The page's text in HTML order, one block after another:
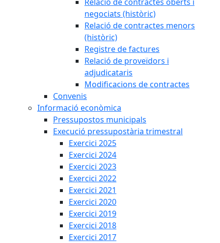
negociats (històric)
Relació de contractes menors
(històric)
Registre de factures
Relació de proveïdors i
adjudicataris
Modificacions de contractes
Convenis
Informació econòmica
Pressupostos municipals
Execució pressupostària trimestral
Exercici 2025
Exercici 2024
Exercici 2023
Exercici 2022
Exercici 2021
Exercici 2020
Exercici 2019
Exercici 2018
Exercici 2017